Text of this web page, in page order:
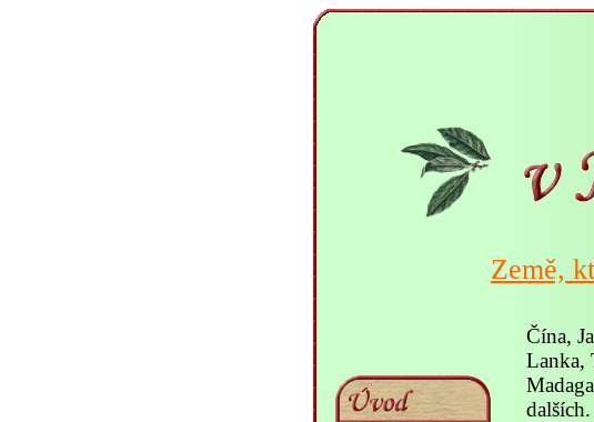
Země,
Čína,
Lanka,
dalších.